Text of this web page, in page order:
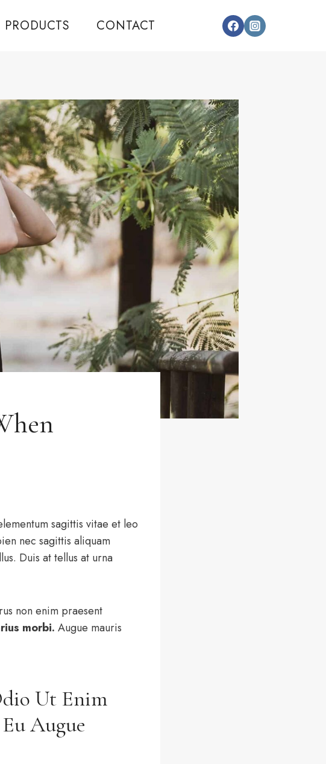
PRODUCTS CONTACT
sagittis vitae et leo
nec sagittis aliquam
Duis at tellus at urna
non enim praesent
morbi. Augue mauris
Ut Enim
Augue